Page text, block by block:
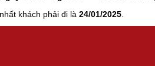
khách phải đi là24/01/2025